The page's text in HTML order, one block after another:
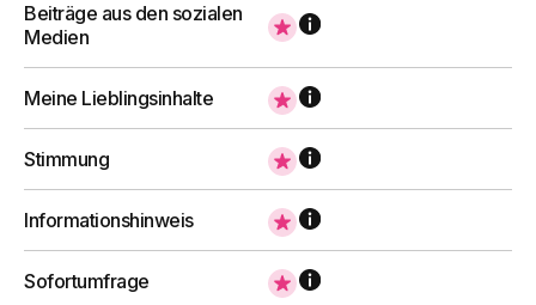
Die Komponente, um schnell Informationen,
Kontakte und Dokumente im Intranet mithilfe
unserer KI zu finden.
Intranet Analytics
Beiträge aus den sozialen
Medien
Meine Lieblingsinhalte
Stimmung
Informationshinweis
Sofortumfrage